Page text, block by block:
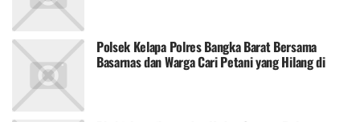
Polsek Kelapa Polres Bangka Barat Bersama
Basarnas dan Warga Cari Petani yang Hilang di